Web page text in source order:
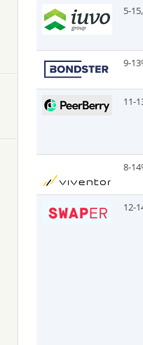
5-
9-
11-
8-
12-